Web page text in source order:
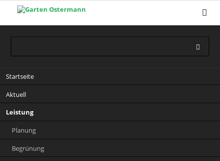
überspringen
Startseite
Aktuell
Leistung
Planung
Begrünung